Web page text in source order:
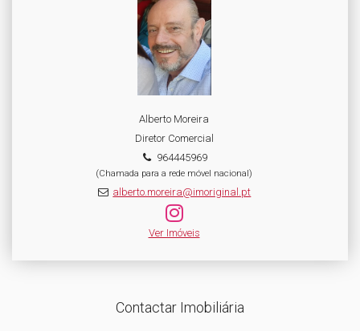
Alberto Moreira
Diretor Comercial
964445969
(Chamada para a rede móvel nacional)
alberto.moreira@imoriginal.pt
Ver Imóveis
Contactar Imobiliária